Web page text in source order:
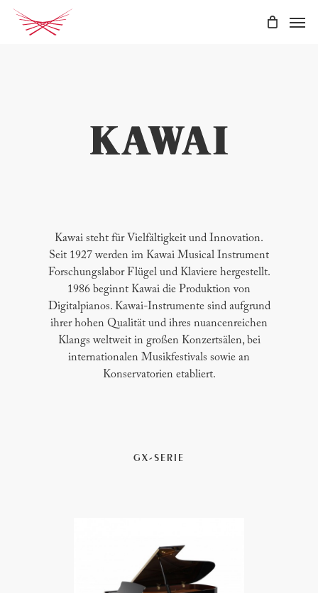
Skip
Kawai steht für Vielfältigkeit und Innovation.
Seit 1927 werden im Kawai Musical Instrument
Forschungslabor Flügel und Klaviere hergestellt.
1986 beginnt Kawai die Produktion von
Digitalpianos. Kawai-Instrumente sind aufgrund
ihrer hohen Qualität und ihres nuancenreichen
Klangs weltweit in großen Konzertsälen, bei
internationalen Musikfestivals sowie an
Konservatorien etabliert.
GX-SERIE